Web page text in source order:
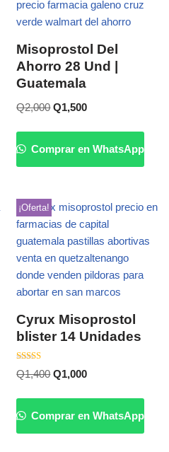
Misoprostol Del
Ahorro 28 Und |
Guatemala
Q2,000 Q1,500
Comprar en WhatsApp
¡Oferta!
Cyrux Misoprostol
blister 14 Unidades
Valorado
con
Q1,400 Q1,000
Comprar en WhatsApp